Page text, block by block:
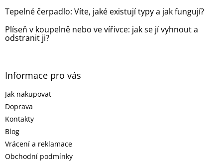
Tepelné čerpadlo: Víte, jaké existují typy a jak fungují?
Plíseň v koupelně nebo ve vířivce: jak se jí vyhnout a
odstranit ji?
Informace pro vás
Jak nakupovat
Doprava
Kontakty
Blog
Vrácení a reklamace
Obchodní podmínky